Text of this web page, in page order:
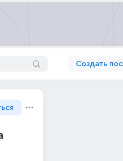
Создать